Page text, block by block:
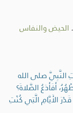
. الحيض والنفاس
صلى الله
أَفَأَدَعُ الصَّلاةَ؟
الأَيَّامِ الَّتِي كُنْتِ